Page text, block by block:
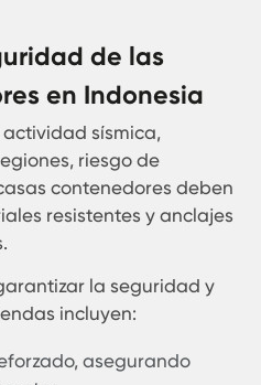
obtener permisos
local,
modulares.
de Construcción de
de construcción (IMB -
aprobado por las
y de seguridad,